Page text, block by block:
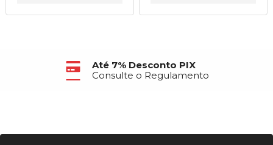
Até 7% Desconto PIX
Consulte o Regulamento